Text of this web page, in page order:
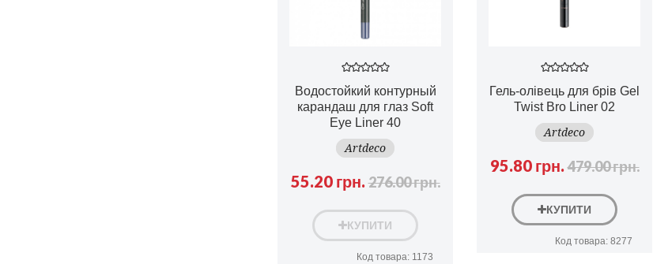
Водостойкий контурный
карандаш для глаз Soft
Eye Liner 40
Artdeco
55.20 грн.276.00 грн.
КУПИТИ
Код товара: 1173
Гель-олівець для брів Gel
Twist Bro Liner 02
Artdeco
95.80 грн.479.00 грн.
КУПИТИ
Код товара: 8277